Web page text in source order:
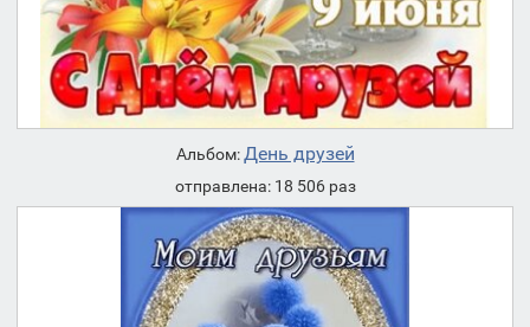
Альбом:День друзей
отправлена: 18 506 раз